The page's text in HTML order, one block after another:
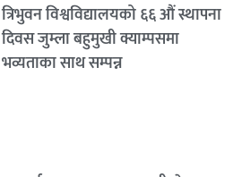
त्रिभुवन विश्वविद्यालयको ६६ औं स्थापना
दिवस जुम्ला बहुमुखी क्याम्पसमा
भव्यताका साथ सम्पन्न